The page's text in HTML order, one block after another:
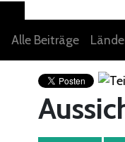
Alle Beiträge